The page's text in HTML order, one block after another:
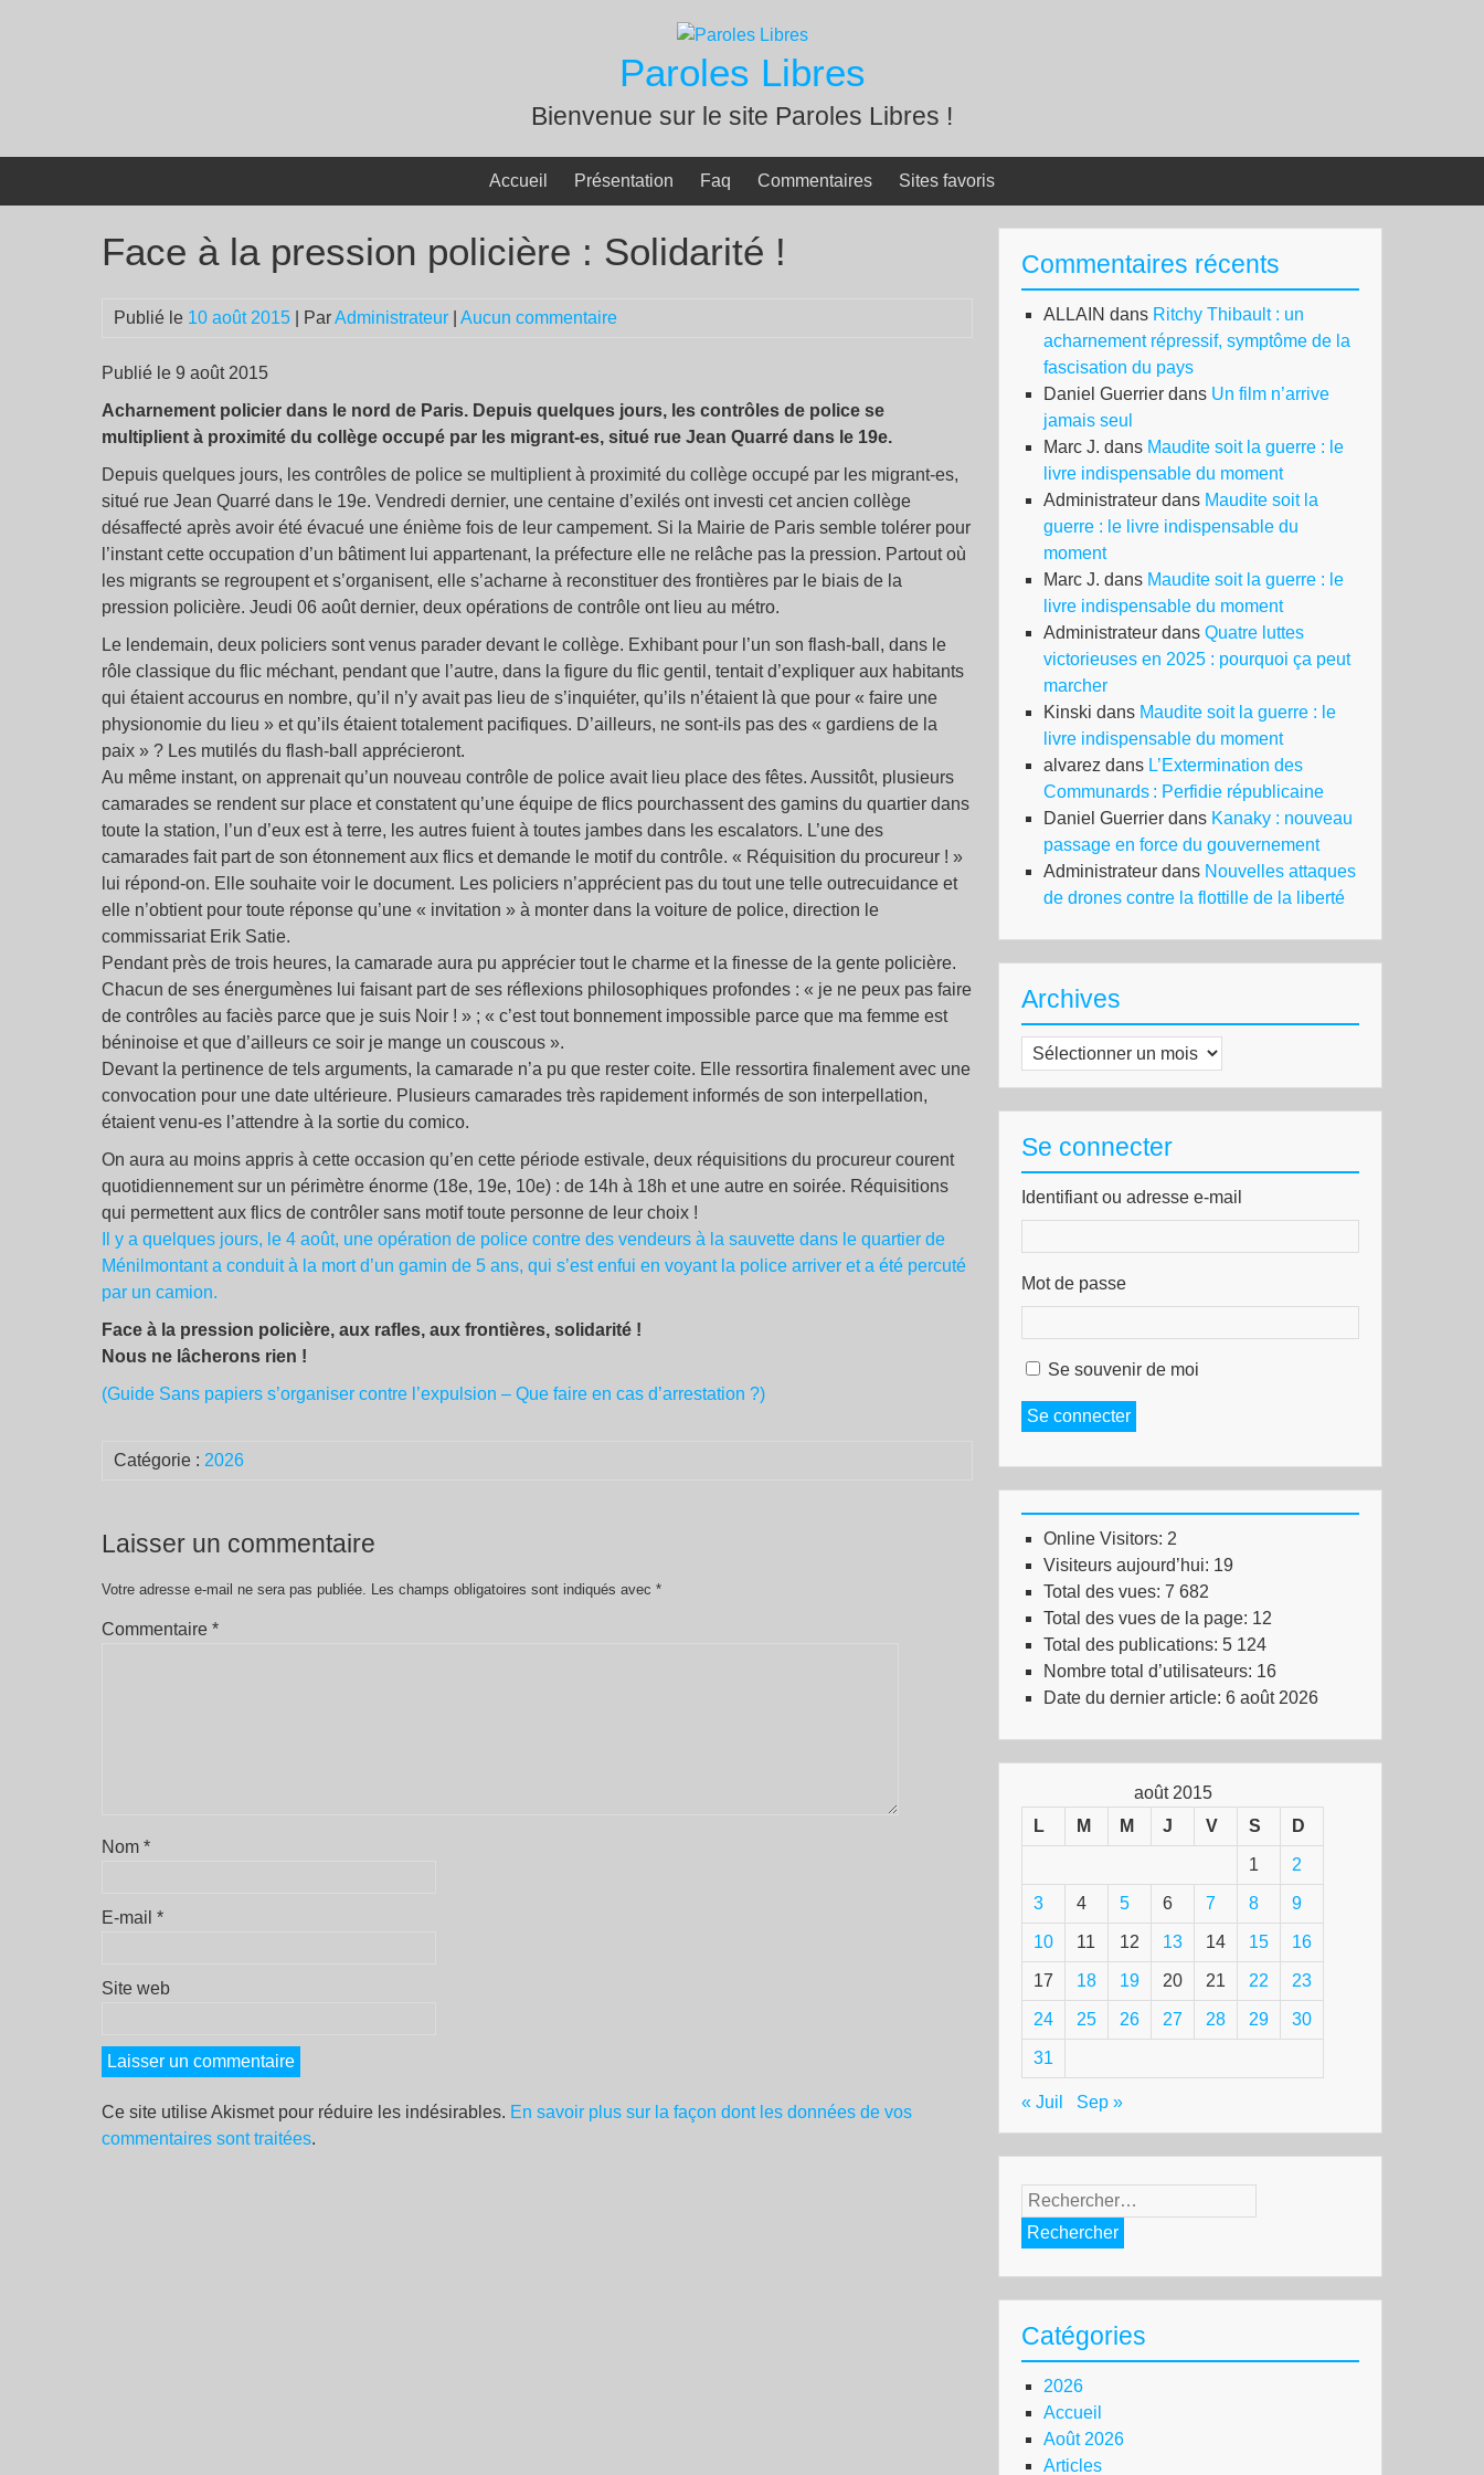
Paroles Libres
Bienvenue sur le site Paroles Libres !
Accueil Présentation Faq Commentaires Sites favoris
Face à la pression policière : Solidarité !
Publié le 10 août 2015 | ParAdministrateur Aucun commentaire
Publié le 9 août 2015
Acharnement policier dans le nord de Paris. Depuis quelques jours, les contrôles de police se
multiplient à proximité du collège occupé par les migrant-es, situé rue Jean Quarré dans le 19e.
Depuis quelques jours, les contrôles de police se multiplient à proximité du collège occupé par les migrant-es,
situé rue Jean Quarré dans le 19e. Vendredi dernier, une centaine d’exilés ont investi cet ancien collège
désaffecté après avoir été évacué une énième fois de leur campement. Si la Mairie de Paris semble tolérer pour
l’instant cette occupation d’un bâtiment lui appartenant, la préfecture elle ne relâche pas la pression. Partout où
les migrants se regroupent et s’organisent, elle s’acharne à reconstituer des frontières par le biais de la
pression policière. Jeudi 06 août dernier, deux opérations de contrôle ont lieu au métro.
Le lendemain, deux policiers sont venus parader devant le collège. Exhibant pour l’un son flash-ball, dans le
rôle classique du flic méchant, pendant que l’autre, dans la figure du flic gentil, tentait d’expliquer aux habitants
qui étaient accourus en nombre, qu’il n’y avait pas lieu de s’inquiéter, qu’ils n’étaient là que pour « faire une
physionomie du lieu » et qu’ils étaient totalement pacifiques. D’ailleurs, ne sont-ils pas des « gardiens de la
paix » ? Les mutilés du flash-ball apprécieront.
Au même instant, on apprenait qu’un nouveau contrôle de police avait lieu place des fêtes. Aussitôt, plusieurs
camarades se rendent sur place et constatent qu’une équipe de flics pourchassent des gamins du quartier dans
toute la station, l’un d’eux est à terre, les autres fuient à toutes jambes dans les escalators. L’une des
camarades fait part de son étonnement aux flics et demande le motif du contrôle. « Réquisition du procureur ! »
lui répond-on. Elle souhaite voir le document. Les policiers n’apprécient pas du tout une telle outrecuidance et
elle n’obtient pour toute réponse qu’une « invitation » à monter dans la voiture de police, direction le
commissariat Erik Satie.
Pendant près de trois heures, la camarade aura pu apprécier tout le charme et la finesse de la gente policière.
Chacun de ses énergumènes lui faisant part de ses réflexions philosophiques profondes : « je ne peux pas faire
de contrôles au faciès parce que je suis Noir ! » ; « c’est tout bonnement impossible parce que ma femme est
béninoise et que d’ailleurs ce soir je mange un couscous ».
Devant la pertinence de tels arguments, la camarade n’a pu que rester coite. Elle ressortira finalement avec une
convocation pour une date ultérieure. Plusieurs camarades très rapidement informés de son interpellation,
étaient venu-es l’attendre à la sortie du comico.
On aura au moins appris à cette occasion qu’en cette période estivale, deux réquisitions du procureur courent
quotidiennement sur un périmètre énorme (18e, 19e, 10e) : de 14h à 18h et une autre en soirée. Réquisitions
qui permettent aux flics de contrôler sans motif toute personne de leur choix !
Il y a quelques jours, le 4 août, une opération de police contre des vendeurs à la sauvette dans le quartier de
Ménilmontant a conduit à la mort d’un gamin de 5 ans, qui s’est enfui en voyant la police arriver et a été percuté
par un camion.
Face à la pression policière, aux rafles, aux frontières, solidarité !
Nous ne lâcherons rien !
(Guide Sans papiers s’organiser contre l’expulsion – Que faire en cas d’arrestation ?)
Catégorie : 2026
Laisser un commentaire
Votre adresse e-mail ne sera pas publiée. Les champs obligatoires sont indiqués avec *
Commentaire *
Nom *
E-mail *
Site web
Ce site utilise Akismet pour réduire les indésirables. En savoir plus sur la façon dont les données de vos
commentaires sont traitées.
Commentaires récents
ALLAIN dans Ritchy Thibault : un
acharnement répressif, symptôme de la
fascisation du pays
Daniel Guerrier dans Un film n’arrive
jamais seul
Marc J. dans Maudite soit la guerre : le
livre indispensable du moment
Administrateur dans Maudite soit la
guerre : le livre indispensable du
moment
Marc J. dans Maudite soit la guerre : le
livre indispensable du moment
Administrateur dans Quatre luttes
victorieuses en 2025 : pourquoi ça peut
marcher
Kinski dans Maudite soit la guerre : le
livre indispensable du moment
alvarez dans L’Extermination des
Communards : Perfidie républicaine
Daniel Guerrier dans Kanaky : nouveau
passage en force du gouvernement
Administrateur dans Nouvelles attaques
de drones contre la flottille de la liberté
Archives
Archives
Se connecter
Identifiant ou adresse e-mail
Mot de passe
Se souvenir de moi
Se connecter
Online Visitors: 2
Visiteurs aujourd’hui: 19
Total des vues: 7 682
Total des vues de la page: 12
Total des publications: 5 124
Nombre total d’utilisateurs: 16
Date du dernier article: 6 août 2026
août 2015
L
M M J V S D
1 2
3 4 5 6 7 8 9
10 11 12 13 14 15 16
17 18 19 20 21 22 23
24 25 26 27 28 29 30
31
« Juil Sep »
Rechercher :
Catégories
2026
Accueil
Août 2026
Articles